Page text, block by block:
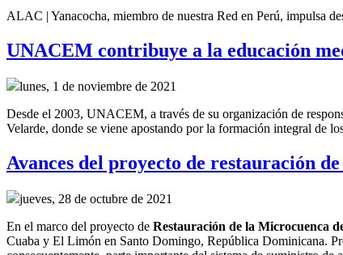
ALAC | Yanacocha, miembro de nuestra Red en Perú, impulsa
UNACEM contribuye a la educación
lunes, 1 de noviembre de 2021
Desde el 2003, UNACEM, a través de su organización de
Velarde, donde se viene apostando por la formación integral de
Avances del proyecto de restauración
jueves, 28 de octubre de 2021
En el marco del proyecto de Restauración de la Microcuenca
Cuaba y El Limón en Santo Domingo, República Dominicana.